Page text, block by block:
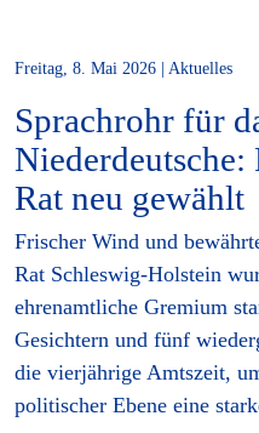
Freitag, 8. Mai 2026 | Aktuelles
Sprachrohr für
Niederdeutsche:
Rat neu gewählt
Frischer Wind und
Rat Schleswig-Holstein
ehrenamtliche Gremium
Gesichtern und fünf
die vierjährige Amtszeit,
politischer Ebene eine